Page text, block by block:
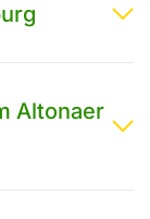
Altonaer